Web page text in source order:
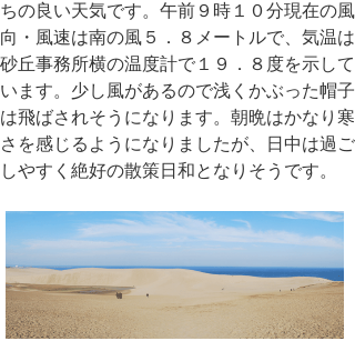
ちの良い天気です。午前９時１０分現在の風
向・風速は南の風５．８メートルで、気温は
砂丘事務所横の温度計で１９．８度を示して
います。少し風があるので浅くかぶった帽子
は飛ばされそうになります。朝晩はかなり寒
さを感じるようになりましたが、日中は過ご
しやすく絶好の散策日和となりそうです。